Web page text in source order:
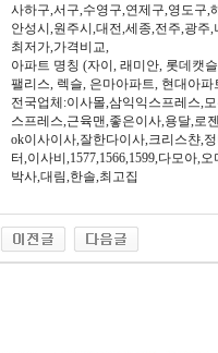
사하구,서구,수영구,연제구,영도구,
안성시,원주시,대전,세종,전주,광주
최저가,가격비교,
아파트 명칭 (자이, 래미안, 롯데캣
팰리스, 렉슬, 은마아파트, 현대아
전국업체:이사몰,삼익익스프레스,
스프레스,근육맨,좋은이사,용달,로
ok이사이사,잘한다이사,크리스챤,
터,이사비,1577,1566,1599,다모아,
박사,대림,한솔,최고집